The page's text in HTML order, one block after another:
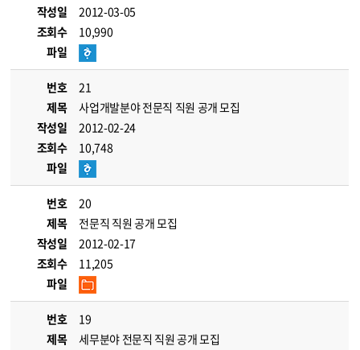
작성일
2012-03-05
조회수
10,990
파일
번호
21
제목
사업개발분야 전문직 직원 공개 모집
작성일
2012-02-24
조회수
10,748
파일
번호
20
제목
전문직 직원 공개 모집
작성일
2012-02-17
조회수
11,205
파일
번호
19
제목
세무분야 전문직 직원 공개 모집